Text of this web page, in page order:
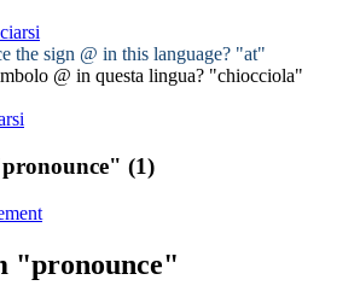
the sign @ in this language? "at"
@ in questa lingua? "chiocciola"
(1)
"pronounce"